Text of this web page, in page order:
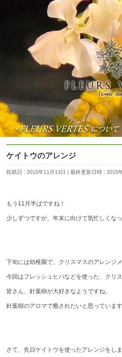
ケイトウのアレンジ
投稿日 : 2015年11月13日 最終更新日時 : 2015
もう11月半ばですね！
少しずつですが、年末に向けて気忙しくなっ
下旬には幼稚園で、クリスマスのアレンジ
今回はフレッシュヒバなどを使った、クリ
皆さん、針葉樹が大好きなようですね。
針葉樹のアロマで癒されたいと思っています
さて、先日ケイトウを使ったアレンジをしま